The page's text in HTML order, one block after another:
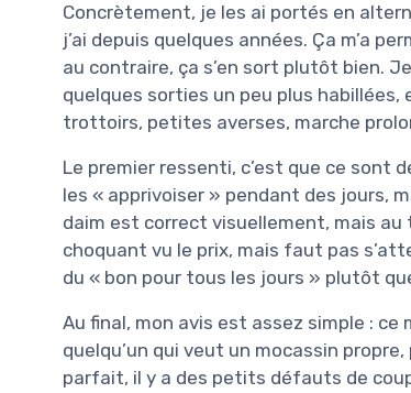
Concrètement, je les ai portés en
j’ai depuis quelques années. Ça m’a
au contraire, ça s’en sort plutôt bien.
quelques sorties un peu plus
trottoirs, petites averses, marche
Le premier ressenti, c’est que ce sont
les « apprivoiser » pendant des jours,
daim est correct visuellement, mais au
choquant vu le prix, mais faut pas
du « bon pour tous les jours » plutôt
Au final, mon avis est assez simple :
quelqu’un qui veut un mocassin
parfait, il y a des petits défauts de